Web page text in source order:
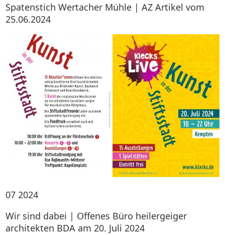
Spatenstich Wertacher Mühle | AZ Artikel vom
25.06.2024
07 2024
Wir sind dabei | Offenes Büro heilergeiger
architekten BDA am 20. Juli 2024